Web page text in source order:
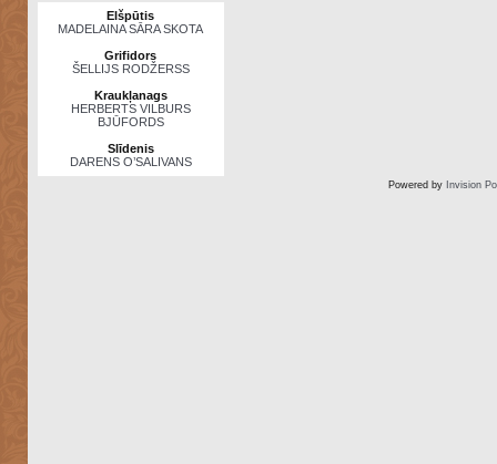
Elšpūtis
MADELAINA SĀRA SKOTA
Grifidors
ŠELLIJS RODŽERSS
Kraukļanags
HERBERTS VILBURS
BJŪFORDS
Slīdenis
DARENS O’SALIVANS
Powered by Invision